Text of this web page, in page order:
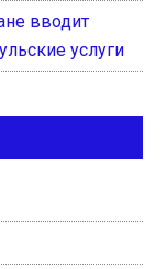
вводит
услуги